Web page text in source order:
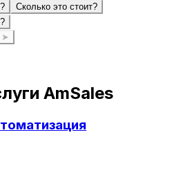
Сколько это стоит?
➤
AmSales